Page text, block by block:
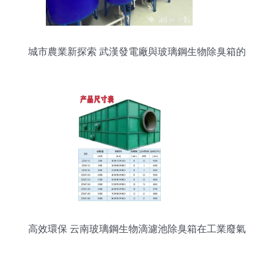
城市農業新探索 武漢發電廠與玻璃鋼生物除臭箱的
高效環保 云南玻璃鋼生物滴濾池除臭箱在工業廢氣